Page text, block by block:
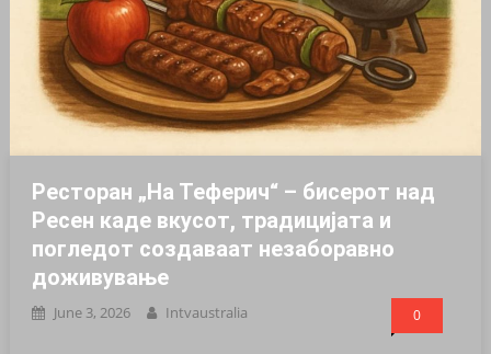
Ресторан „На Теферич“ – бисерот над
Ресен каде вкусот, традицијата и
погледот создаваат незаборавно
доживување
June 3, 2026 Intvaustralia 0